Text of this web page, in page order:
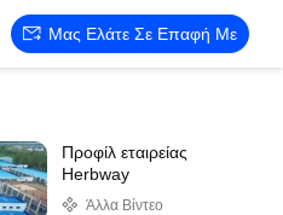
Μας Ελάτε Σε Επαφή Με
Προφίλ εταιρείας
Herbway
Άλλα Βίντεο